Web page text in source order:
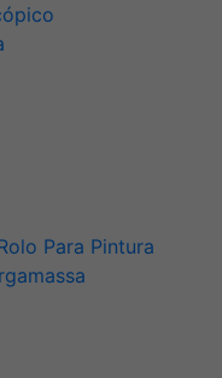
Para Pintura